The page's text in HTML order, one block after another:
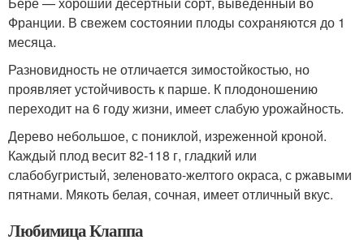
Франции. В свежем состоянии плоды сохраняются до 1
месяца.
Разновидность не отличается зимостойкостью, но
проявляет устойчивость к парше. К плодоношению
переходит на 6 году жизни, имеет слабую урожайность.
Дерево небольшое, с пониклой, изреженной кроной.
Каждый плод весит 82-118 г, гладкий или
слабобугристый, зеленовато-желтого окраса, с ржавыми
пятнами. Мякоть белая, сочная, имеет отличный вкус.
Любимица Клаппа